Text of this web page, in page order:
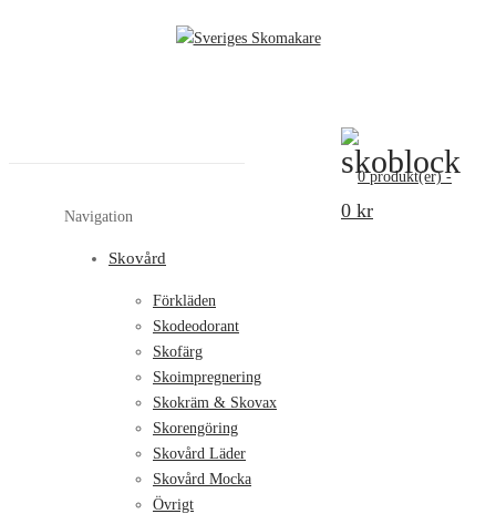
0 produkt(er) -
0 kr
Navigation
Skovård
Förkläden
Skodeodorant
Skofärg
Skoimpregnering
Skokräm & Skovax
Skorengöring
Skovård Läder
Skovård Mocka
Övrigt